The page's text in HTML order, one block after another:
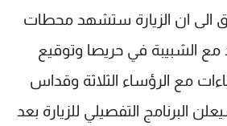
الى ان الزيارة ستشهد محطات
مع الشبيبة في حريصا وتوقيع
مع الرؤساء الثلاثة وقداس
البرنامج التفصيلي للزيارة بعد